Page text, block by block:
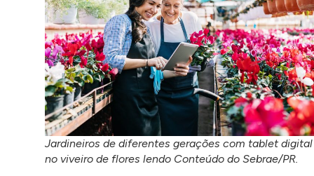
Jardineiros de diferentes gerações com tablet digital
no viveiro de flores lendo Conteúdo do Sebrae/PR.